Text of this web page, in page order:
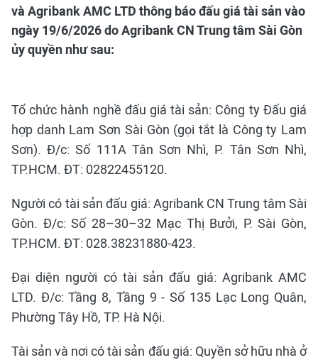
và Agribank AMC LTD thông báo đấu giá tài sản vào
ngày 19/6/2026 do Agribank CN Trung tâm Sài Gòn
ủy quyền như sau:
Tổ chức hành nghề đấu giá tài sản: Công ty Đấu giá
hợp danh Lam Sơn Sài Gòn (gọi tắt là Công ty Lam
Sơn). Đ/c: Số 111A Tân Sơn Nhì, P. Tân Sơn Nhì,
TP.HCM. ĐT: 02822455120.
Người có tài sản đấu giá: Agribank CN Trung tâm Sài
Gòn. Đ/c: Số 28–30–32 Mạc Thị Bưởi, P. Sài Gòn,
TP.HCM. ĐT: 028.38231880-423.
Đại diện người có tài sản đấu giá: Agribank AMC
LTD. Đ/c: Tầng 8, Tầng 9 - Số 135 Lạc Long Quân,
Phường Tây Hồ, TP. Hà Nội.
Tài sản và nơi có tài sản đấu giá: Quyền sở hữu nhà ở